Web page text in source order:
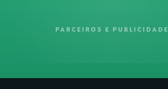
PARCEIROS E PUBLICIDADE